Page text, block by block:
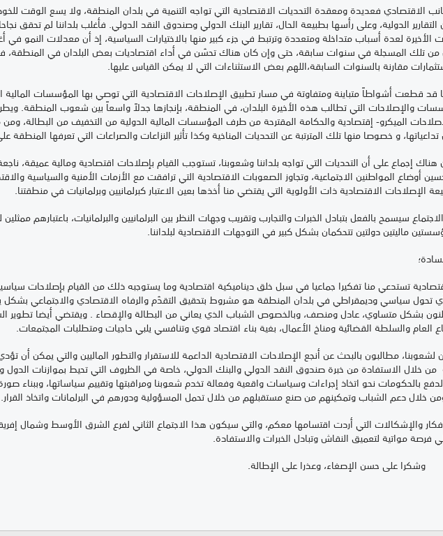
الاقتصادي فعديدة ومعقدة التحديات الاقتصادية التي تواجه التنمية في بلدان المنطقة، ولا يسع الوقت
الدولية، وعلى رأسها بطبيعة الحال، تقارير البنك الدولي وصندوق النقد الدولي. فأغلب بلداننا لم تحقق
الأخيرة لعدة أسباب متداخلة ومتعددة وترتبط في جزء كبير منها بالاختيارات السياسية، إذ أن معدلات النمو
من تلك المسجلة في سنوات سابقة، حتى وإن كان هناك تحسّن في أداء اقتصاديات بعض البلدان في المنطقة،
مقارنة بالسنوات السابقة،اللهم بعض الاستثناءات التي لا يمكن القياس عليها.
قد قطعت أشواطاً متباينة ومتفاوتة في مسار تطبيق الإصلاحات الاقتصادية التي توصي بها المؤسسات المالية
والإصلاحات التي تطالب هذه الأخيرة البلدان، في المنطقة، بإنجازها جدلاً واسعاً بين شعوب المنطقة.
الميكرو- إقتصادية والحكامة المقترحة من طرف المؤسسات المالية الدولية من التخفيف من البطالة، ومن
و خصوصا منها تلك المترتبة عن التحديات المناخية وكذا تأثير النزاعات والصراعات التي تعرفها المنطقة
إجماع على أن التحديات التي تواجه بلداننا وشعوبنا، تستوجب القيام بإصلاحات اقتصادية ومالية عميقة،
أوضاع المواطنين الاجتماعية، وتجاوز الصعوبات الاقتصادية التي ترافقت مع الأزمات الأمنية والسياسية
الإصلاحات الاقتصادية ذات الأولوية التي يقتضي منا أخذها بعين الاعتبار كبرلمانيين وبرلمانيات في منطقتنا.
سيسمح بالفعل بتبادل الخبرات والتجارب وتقريب وجهات النظر بين البرلمانيين والبرلمانيات، باعتبارهم
ماليتين دولتين تتحكمان بشكل كبير في التوجهات الاقتصادية لبلداننا.
تستدعي منا تفكيرا جماعيا في سبل خلق ديناميكية اقتصادية وما يستوجبه ذلك من القيام بإصلاحات
أي تحول سياسي وديمقراطي في بلدان المنطقة هو مشروط بتحقيق التقدّم والرفاه الاقتصادي والاجتماعي
بشكل متساوي، عادل ومنصف، وبالخصوص الشباب الذي يعاني من البطالة والإقصاء . ويقتضي أيضا تطوير
العام والسلطة القضائية ومناخ الأعمال، بغية بناء اقتصاد قوي وتنافسي يلبي حاجيات ومتطلبات المجتمعات.
لشعوبنا، مطالبون بالبحث عن أنجع الإصلاحات الاقتصادية الداعمة للاستقرار والتطور الماليين والتي يمكن
من خلال الاستفادة من خبرة صندوق النقد الدولي والبنك الدولي، خاصة في الظروف التي تحيط بموازنات الدول
بالحكومات نحو اتخاذ إجراءات وسياسات واقعية وفعالة تخدم شعوبنا ومراقبتها وتقييم سياساتها، وببناء
خلال دعم الشباب وتمكينهم من صنع مستقبلهم من خلال تحمل المسؤولية ودورهم في البرلمانات واتخاذ القرار.
والإشكالات التي أردت اقتسامها معكم، والتي سيكون هذا الاجتماع الثاني لفرع الشرق الأوسط وشمال
فرصة مواتية لتعميق النقاش وتبادل الخبرات والاستفادة.
الإصغاء، وعذرا على الإطالة.